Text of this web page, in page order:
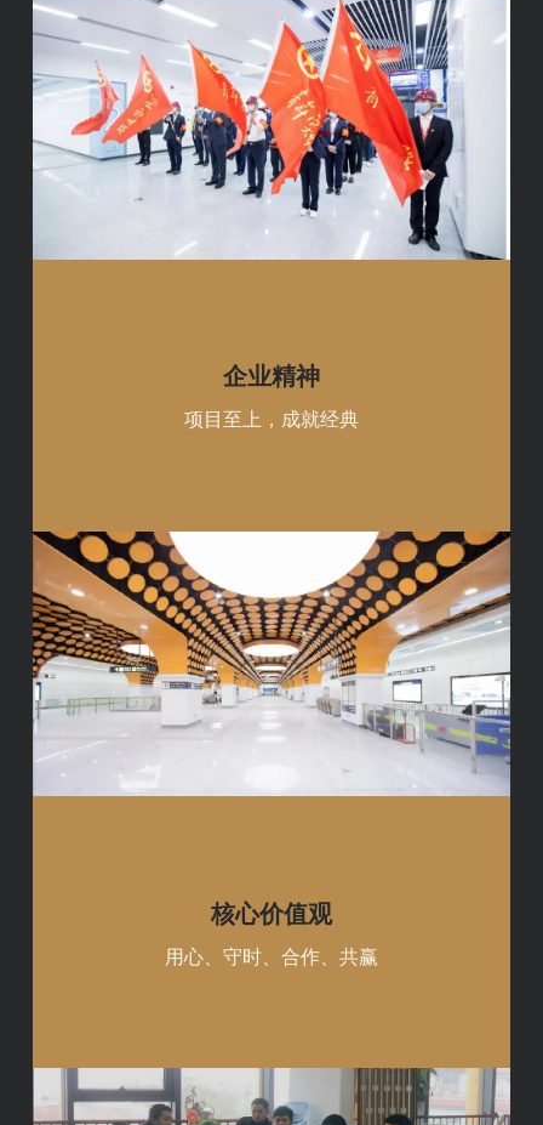
企业精神
项目至上，成就经典
核心价值观
用心、守时、合作、共赢